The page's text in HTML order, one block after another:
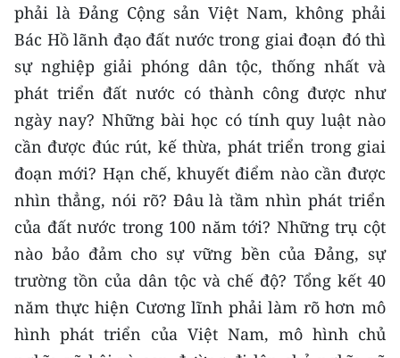
phải là Đảng Cộng sản Việt Nam, không phải
Bác Hồ lãnh đạo đất nước trong giai đoạn đó thì
sự nghiệp giải phóng dân tộc, thống nhất và
phát triển đất nước có thành công được như
ngày nay? Những bài học có tính quy luật nào
cần được đúc rút, kế thừa, phát triển trong giai
đoạn mới? Hạn chế, khuyết điểm nào cần được
nhìn thẳng, nói rõ? Đâu là tầm nhìn phát triển
của đất nước trong 100 năm tới? Những trụ cột
nào bảo đảm cho sự vững bền của Đảng, sự
trường tồn của dân tộc và chế độ? Tổng kết 40
năm thực hiện Cương lĩnh phải làm rõ hơn mô
hình phát triển của Việt Nam, mô hình chủ